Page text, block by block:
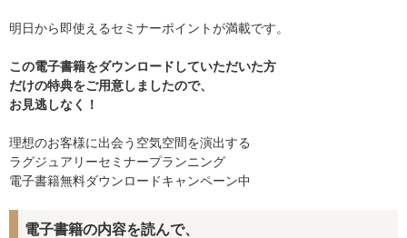
明日から即使えるセミナーポイントが満載です。
この電子書籍をダウンロードしていただいた方
だけの特典をご用意しましたので、
お見逃しなく！
理想のお客様に出会う空気空間を演出する
ラグジュアリーセミナープランニング
電子書籍無料ダウンロードキャンペーン中
電子書籍の内容を読んで、